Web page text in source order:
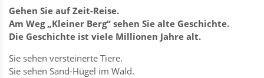
Gehen Sie auf Zeit-Reise.
Am Weg „Kleiner Berg“ sehen Sie alte Geschichte.
Die Geschichte ist viele Millionen Jahre alt.
Sie sehen versteinerte Tiere.
Sie sehen Sand-Hügel im Wald.